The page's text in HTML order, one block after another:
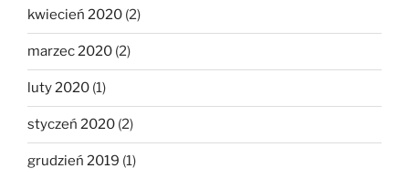
kwiecień 2020 (2)
marzec 2020 (2)
luty 2020 (1)
styczeń 2020 (2)
grudzień 2019 (1)